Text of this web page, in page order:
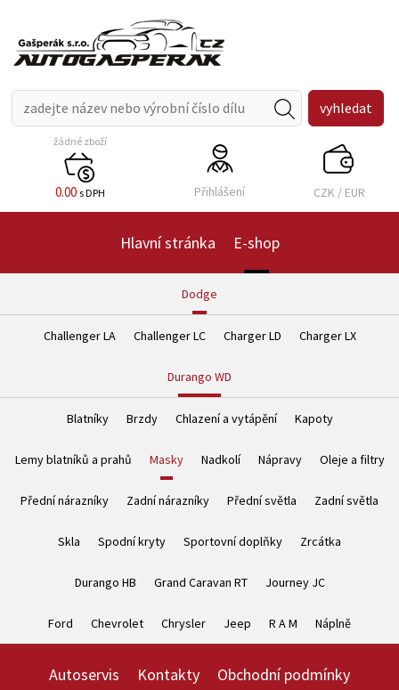
žádné zboží
0.00 s DPH Přihlášení CZK/ EUR
Hlavní stránka E-shop
Dodge
Challenger LA Challenger LC Charger LD Charger LX
Durango WD
Blatníky Brzdy Chlazení a vytápění Kapoty
Lemy blatníků a prahů Masky Nadkolí Nápravy Oleje a filtry
Přední nárazníky Zadní nárazníky Přední světla Zadní světla
Skla Spodní kryty Sportovní doplňky Zrcátka
Durango HB Grand Caravan RT Journey JC
Ford Chevrolet Chrysler Jeep R A M Náplně
Autoservis Kontakty Obchodní podmínky